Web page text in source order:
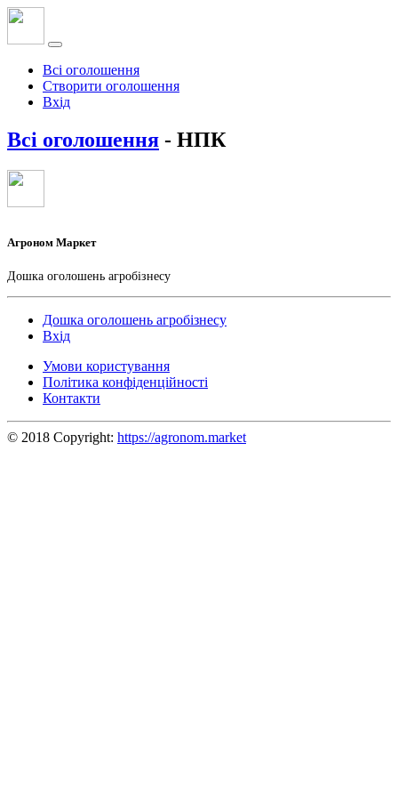
Всі оголошення
Створити оголошення
Вхід
Всі оголошення - НПК
Агроном Маркет
Дошка оголошень агробізнесу
Дошка оголошень агробізнесу
Вхід
Умови користування
Політика конфіденційності
Контакти
© 2018 Copyright: https://agronom.market